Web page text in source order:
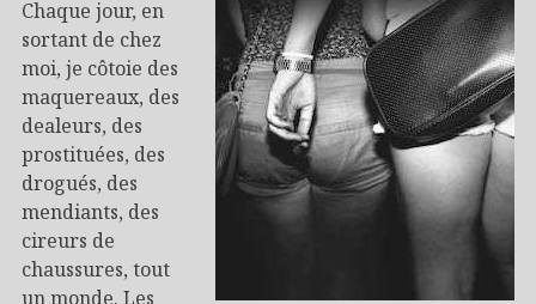
Chaque jour, en
sortant de chez
moi, je côtoie des
maquereaux, des
dealeurs, des
prostituées, des
drogués, des
mendiants, des
cireurs de
chaussures, tout
un monde. Les